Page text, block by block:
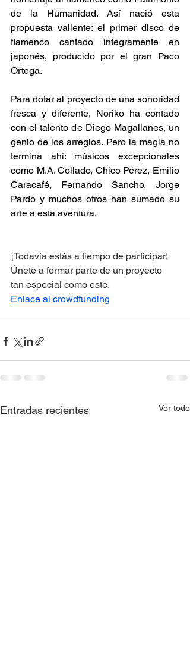
de la Humanidad. Así nació esta
propuesta valiente: el primer disco de
flamenco cantado íntegramente en
japonés, producido por el gran Paco
Ortega.
Para dotar al proyecto de una sonoridad
fresca y diferente, Noriko ha contado
con el talento de Diego Magallanes, un
genio de los arreglos. Pero la magia no
termina ahí: músicos excepcionales
como M.A. Collado, Chico Pérez, Emilio
Caracafé, Fernando Sancho, Jorge
Pardo y muchos otros han sumado su
arte a esta aventura.
¡Todavía estás a tiempo de participar!
Únete a formar parte de un proyecto
tan especial como este.
Enlace al crowdfunding
Entradas recientes Ver todo